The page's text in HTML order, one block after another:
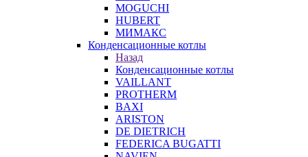
MOGUCHI
HUBERT
МИМАКС
Конденсационные котлы
Назад
Конденсационные котлы
VAILLANT
PROTHERM
BAXI
ARISTON
DE DIETRICH
FEDERICA BUGATTI